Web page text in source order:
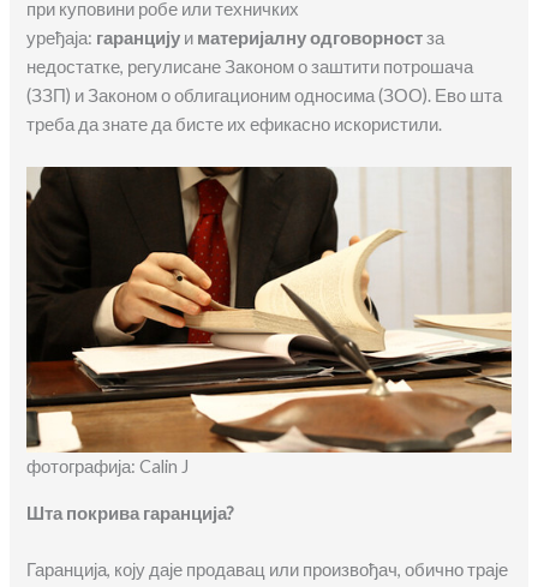
при куповини робе или техничких
уређаја: гаранцију и материјалну одговорностза
недостатке, регулисане Законом о заштити потрошача
(ЗЗП) и Законом о облигационим односима (ЗОО). Ево шта
треба да знате да бисте их ефикасно искористили.
фотографија: Calin J
Шта покрива гаранција?
Гаранција, коју даје продавац или произвођач, обично траје